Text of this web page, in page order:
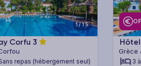
1/15
Corfu 3
repas (hébergement seul)
Grèce
3